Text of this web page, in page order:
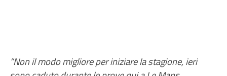
“Non il modo migliore per iniziare la stagione, ieri